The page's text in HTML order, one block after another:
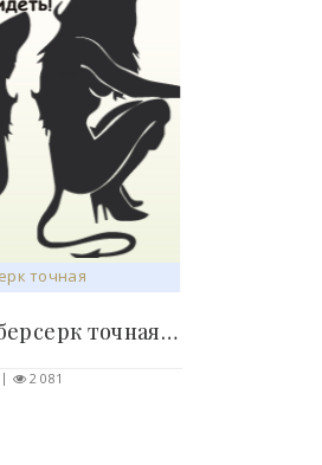
Тролль, ниндзя, берсерк точная классификация..
2 081